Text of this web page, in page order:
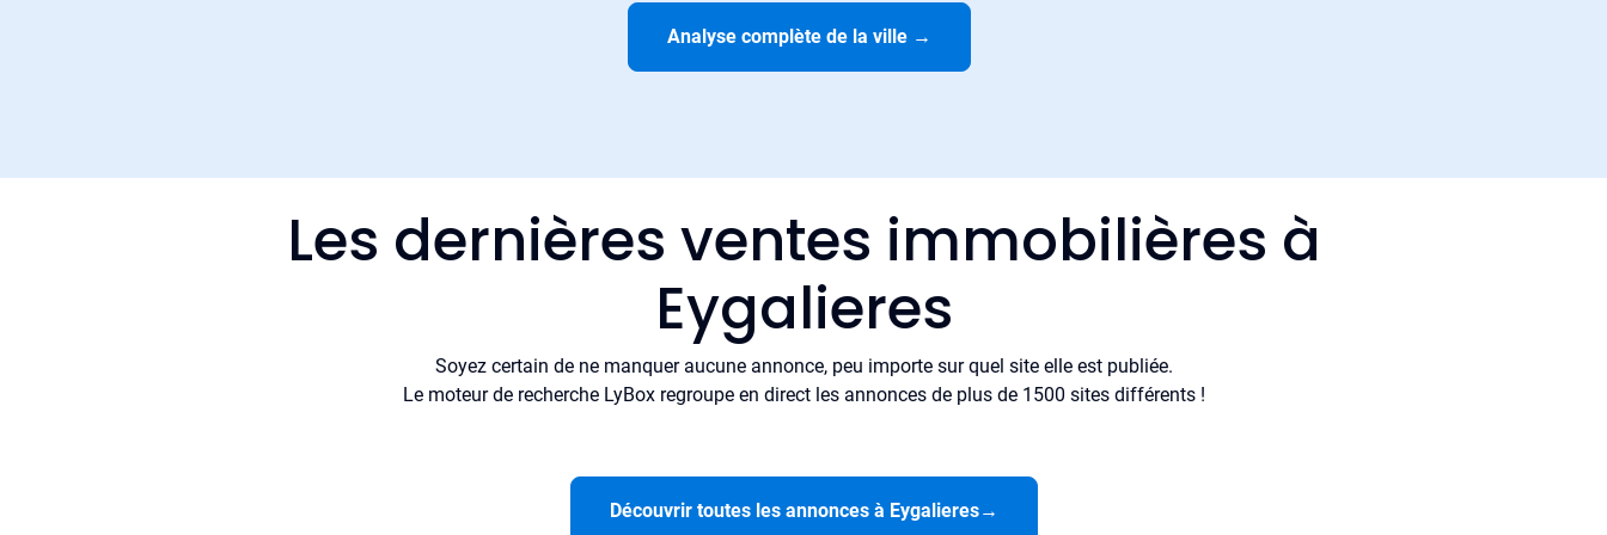
Analyse complète de la ville →
Les dernières ventes immobilières à
Eygalieres
Soyez certain de ne manquer aucune annonce, peu importe sur quel site elle est publiée.
Le moteur de recherche LyBox regroupe en direct les annonces de plus de 1500 sites différents !
Découvrir toutes les annonces à Eygalieres→